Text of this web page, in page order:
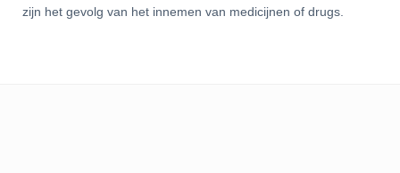
zijn het gevolg van het innemen van medicijnen of drugs.